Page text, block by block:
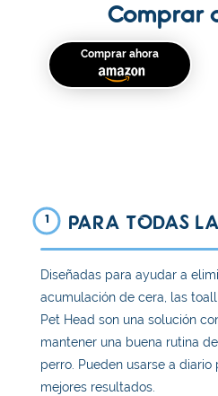
Comprar
Comprar ahora
1 PARA TODAS
Diseñadas para ayudar a
acumulación de cera, las
Pet Head son una solución
mantener una buena rutina
perro. Pueden usarse a
mejores resultados.